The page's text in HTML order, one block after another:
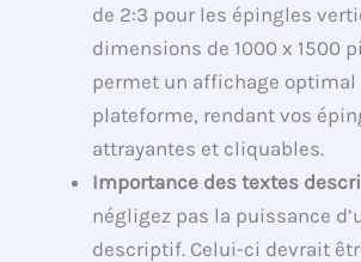
de 2:3 pour les épingles
dimensions de 1000 x 1500
permet un affichage optimal
plateforme, rendant vos
attrayantes et cliquables.
Importance des textes
négligez pas la puissance
descriptif. Celui-ci devrait